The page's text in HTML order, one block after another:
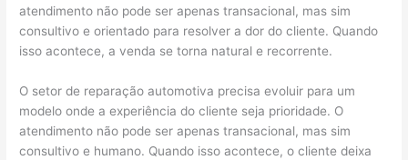
atendimento não pode ser apenas transacional, mas sim
consultivo e orientado para resolver a dor do cliente. Quando
isso acontece, a venda se torna natural e recorrente.
O setor de reparação automotiva precisa evoluir para um
modelo onde a experiência do cliente seja prioridade. O
atendimento não pode ser apenas transacional, mas sim
consultivo e humano. Quando isso acontece, o cliente deixa